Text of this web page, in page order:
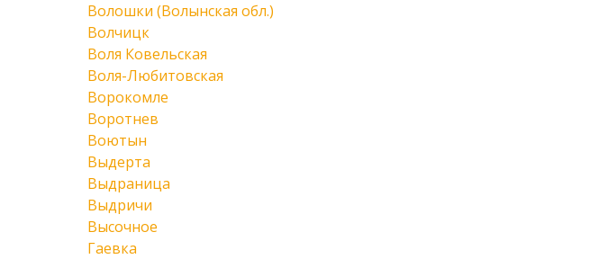
Волошки (Волынская обл.)
Волчицк
Воля Ковельская
Воля-Любитовская
Ворокомле
Воротнев
Воютын
Выдерта
Выдраница
Выдричи
Высочное
Гаевка